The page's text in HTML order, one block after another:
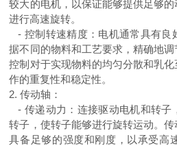
较大的电机，以保证能够提供足够
进行高速旋转。
- 控制转速精度：电机通常具有良
据不同的物料和工艺要求，精确地
控制对于实现物料的均匀分散和乳
作的重复性和稳定性。
2.传动轴：
- 传递动力：连接驱动电机和转子
转子，使转子能够进行旋转运动。
具备足够的强度和刚度，以承受高